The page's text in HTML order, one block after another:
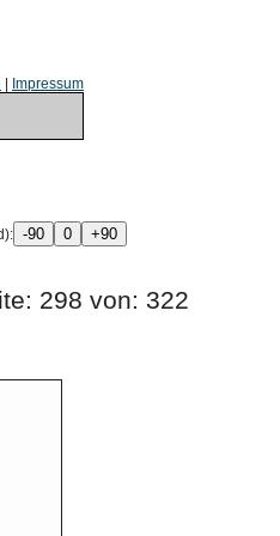
Impressum
298 von: 322